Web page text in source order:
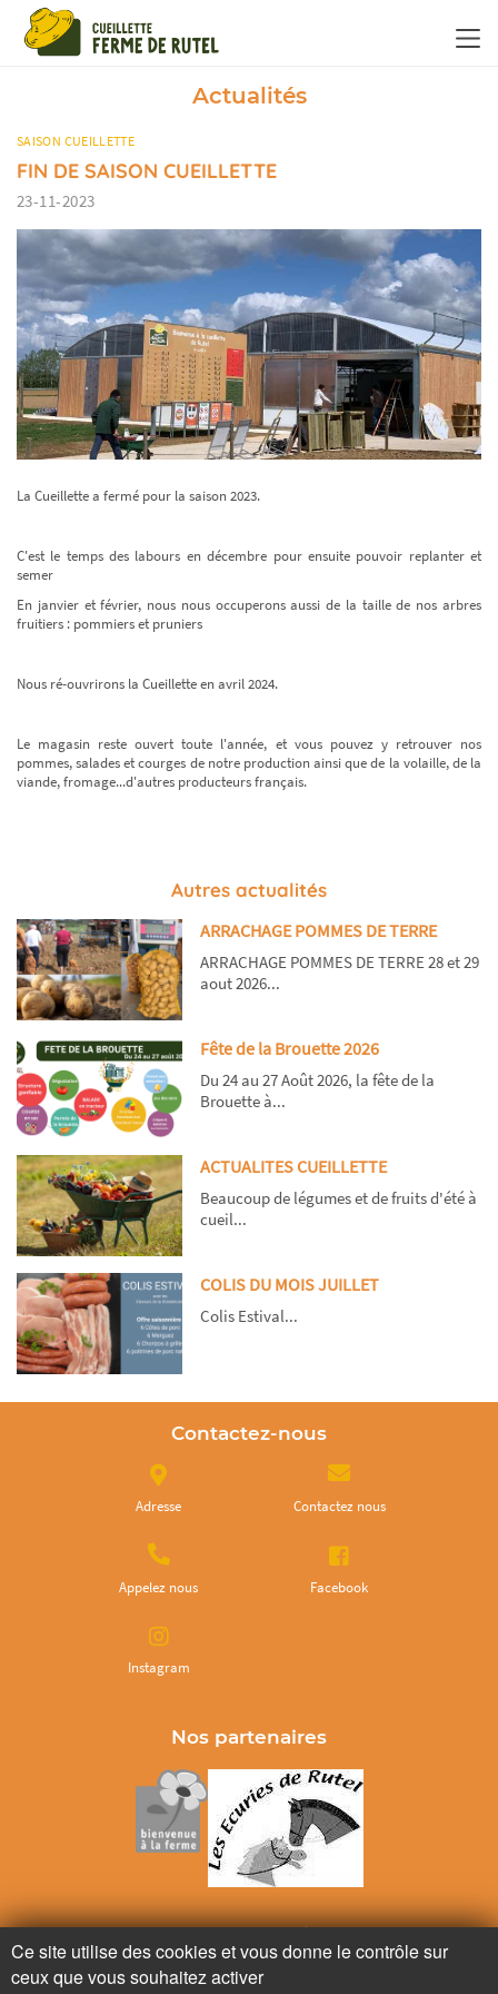
Actualités
SAISON CUEILLETTE
FIN DE SAISON CUEILLETTE
23-11-2023
La Cueillette a fermé pour la saison 2023.
C'est le temps des labours en décembre pour ensuite pouvoir replanter et
semer
En janvier et février, nous nous occuperons aussi de la taille de nos arbres
fruitiers : pommiers et pruniers
Nous ré-ouvrirons la Cueillette en avril 2024.
Le magasin reste ouvert toute l'année, et vous pouvez y retrouver nos
pommes, salades et courges de notre production ainsi que de la volaille, de la
viande, fromage...d'autres producteurs français.
Autres actualités
ARRACHAGE POMMES DE TERRE
ARRACHAGE POMMES DE TERRE 28 et 29
aout 2026...
Fête de la Brouette 2026
Du 24 au 27 Août 2026, la fête de la
Brouette à...
ACTUALITES CUEILLETTE
Beaucoup de légumes et de fruits d'été à
cueil...
COLIS DU MOIS JUILLET
Colis Estival...
Contactez-nous
Adresse Contactez nous
Appelez nous Facebook
Instagram
Nos partenaires
Ne ratez plus rien,
Abonnez-vous à notre newsletter
Panneau de gestion des cookies
Ce site utilise des cookies et vous donne le contrôle sur
ceux que vous souhaitez activer